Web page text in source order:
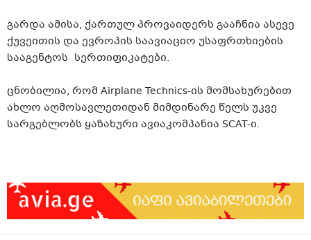
გარდა ამისა, ქართულ პროვაიდერს გააჩნია ასევე
ქუვეითის და ევროპის საავიაციო უსაფრთხიების
სააგენტოს სერთიფიკატები.
ცნობილია, რომ Airplane Technics-ის მომსახურებით
ახლო აღმოსავლეთიდან მიმდინარე წელს უკვე
სარგებლობს ყაზახური ავიაკომპანია SCAT-ი.